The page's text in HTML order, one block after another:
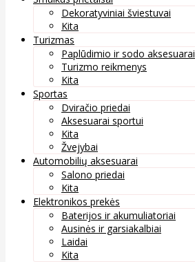
Dekoratyviniai šviestuvai
Kita
Turizmas
Paplūdimio ir sodo aksesuarai
Turizmo reikmenys
Kita
Sportas
Dviračio priedai
Aksesuarai sportui
Kita
Žvejybai
Automobilių aksesuarai
Salono priedai
Kita
Elektronikos prekės
Baterijos ir akumuliatoriai
Ausinės ir garsiakalbiai
Laidai
Kita